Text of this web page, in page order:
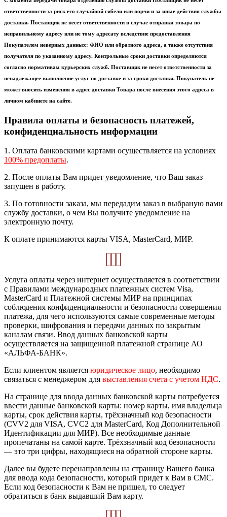
ответственности за риск его случайной гибели или порчи и за иные действия службы
доставки. Поставщик не несет ответственности в случае отправки товара по
неправильному адресу или не тому адресату вследствие предоставления
Покупателем неверных данных: ФИО или обратного адреса, а также отсутствия
получателя по указанному адресу. Контрольные сроки доставки определяются
согласно нормативам курьерских служб. Поставщик не несет ответственности за
ненадлежащее выполнение услуг по доставке и за сроки доставки. Покупатель не
может вносить изменения в адрес доставки Товара после внесения этого адреса в
личном кабинете на сайте.
Правила оплаты и безопасность платежей,
конфиденциальность информации
1. Оплата банковскими картами осуществляется на условиях
100% предоплаты.
2. После оплаты Вам придет уведомление, что Ваш заказ
запущен в работу.
3. По готовности заказа, мы передадим заказ в выбраную вами
службу доставки, о чем Вы получите уведомление на
электронную почту.
К оплате принимаются карты VISA, MasterCard, МИР.
Услуга оплаты через интернет осуществляется в соответствии
с Правилами международных платежных систем Visa,
MasterCard и Платежной системы МИР на принципах
соблюдения конфиденциальности и безопасности совершения
платежа, для чего используются самые современные методы
проверки, шифрования и передачи данных по закрытым
каналам связи. Ввод данных банковской карты
осуществляется на защищенной платежной странице АО
«АЛЬФА-БАНК».
Если клиентом является юридическое лицо, необходимо
связаться с менеджером для выставления счета с учетом НДС.
На странице для ввода данных банковской карты потребуется
ввести данные банковской карты: номер карты, имя владельца
карты, срок действия карты, трёхзначный код безопасности
(CVV2 для VISA, CVC2 для MasterCard, Код Дополнительной
Идентификации для МИР). Все необходимые данные
пропечатаны на самой карте. Трёхзначный код безопасности
— это три цифры, находящиеся на обратной стороне карты.
Далее вы будете перенаправлены на страницу Вашего банка
для ввода кода безопасности, который придет к Вам в СМС.
Если код безопасности к Вам не пришел, то следует
обратиться в банк выдавший Вам карту.